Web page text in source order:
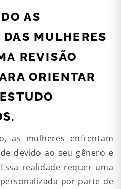
AS
MULHERES
REVISÃO
ORIENTAR
as mulheres enfrentam
devido ao seu gênero e
realidade requer uma
por parte de